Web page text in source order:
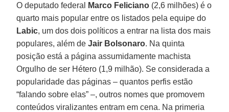
O deputado federal
Marco Feliciano (2,6 milhões) é o
quarto mais popular entre os listados pela equipe do
Labic, um dos dois políticos a entrar na lista dos mais
populares, além deJair Bolsonaro. Na quinta
posição está a página assumidamente machista
Orgulho de ser Hétero (1,9 milhão). Se considerada a
popularidade das páginas – quantos perfis estão
“falando sobre elas” –, outros nomes que promovem
conteúdos viralizantes entram em cena. Na primeria